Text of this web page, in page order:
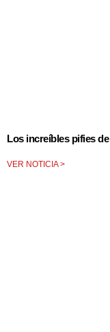
Los increíbles pifies
VER NOTICIA >